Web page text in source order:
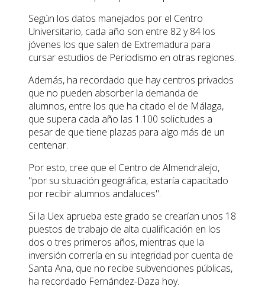
Según los datos manejados por el Centro
Universitario, cada año son entre 82 y 84 los
jóvenes los que salen de Extremadura para
cursar estudios de Periodismo en otras regiones.
Además, ha recordado que hay centros privados
que no pueden absorber la demanda de
alumnos, entre los que ha citado el de Málaga,
que supera cada año las 1.100 solicitudes a
pesar de que tiene plazas para algo más de un
centenar.
Por esto, cree que el Centro de Almendralejo,
"por su situación geográfica, estaría capacitado
por recibir alumnos andaluces".
Si la Uex aprueba este grado se crearían unos 18
puestos de trabajo de alta cualificación en los
dos o tres primeros años, mientras que la
inversión correría en su integridad por cuenta de
Santa Ana, que no recibe subvenciones públicas,
ha recordado Fernández-Daza hoy.